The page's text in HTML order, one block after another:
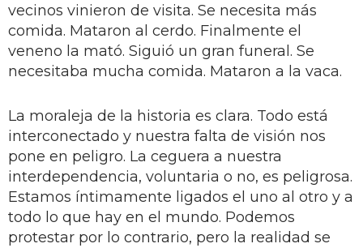
vecinos vinieron de visita. Se necesita más
comida. Mataron al cerdo. Finalmente el
veneno la mató. Siguió un gran funeral. Se
necesitaba mucha comida. Mataron a la vaca.
La moraleja de la historia es clara. Todo está
interconectado y nuestra falta de visión nos
pone en peligro. La ceguera a nuestra
interdependencia, voluntaria o no, es peligrosa.
Estamos íntimamente ligados el uno al otro y a
todo lo que hay en el mundo. Podemos
protestar por lo contrario, pero la realidad se